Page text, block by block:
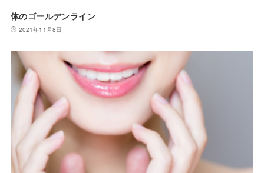
体のゴールデンライン
2021年11月8日